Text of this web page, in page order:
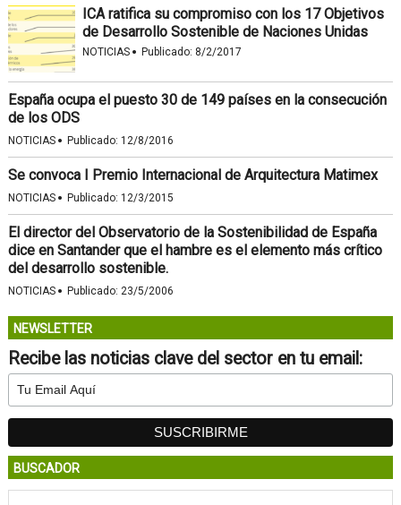
ICA ratifica su compromiso con los 17 Objetivos
de Desarrollo Sostenible de Naciones Unidas
NOTICIAS · Publicado: 8/2/2017
España ocupa el puesto 30 de 149 países en la consecución
de los ODS
NOTICIAS · Publicado: 12/8/2016
Se convoca I Premio Internacional de Arquitectura Matimex
NOTICIAS · Publicado: 12/3/2015
El director del Observatorio de la Sostenibilidad de España
dice en Santander que el hambre es el elemento más crítico
del desarrollo sostenible.
NOTICIAS · Publicado: 23/5/2006
NEWSLETTER
Recibe las noticias clave del sector en tu email:
BUSCADOR